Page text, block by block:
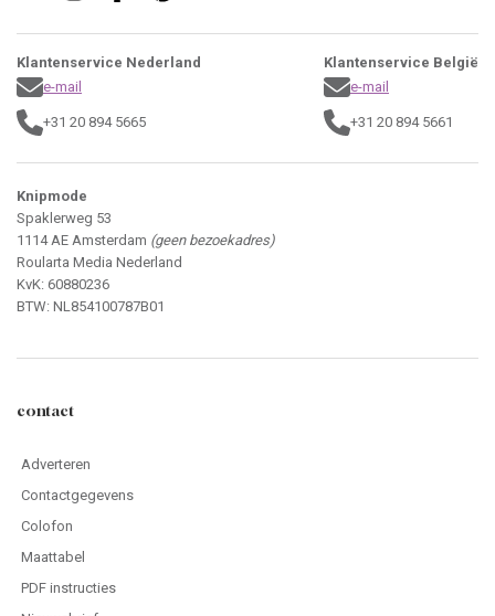
Klantenservice Nederland
e-mail
+31 20 894 5665
Klantenservice België
e-mail
+31 20 894 5661
Knipmode
Spaklerweg 53
1114 AE Amsterdam (geen bezoekadres)
Roularta Media Nederland
KvK: 60880236
BTW: NL854100787B01
contact
Adverteren
Contactgegevens
Colofon
Maattabel
PDF instructies